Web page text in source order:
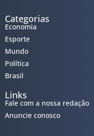
Categorias
Economia
Esporte
Mundo
Política
Brasil
Links
Fale com a nossa redação
Anuncie conosco